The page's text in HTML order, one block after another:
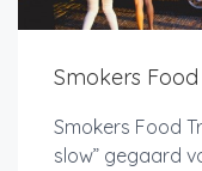
Smokers
Smokers Food
slow” gegaard